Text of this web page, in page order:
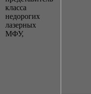
класса
недорогих
лазерных
МФУ,